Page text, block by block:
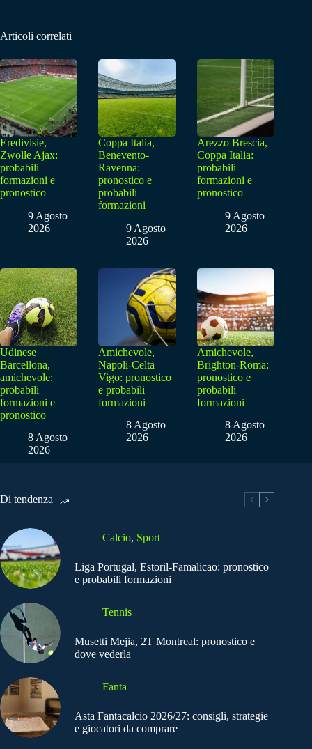
Articoli correlati
Eredivisie,
Zwolle Ajax:
probabili
formazioni e
pronostico
9 Agosto
2026
Coppa Italia,
Benevento-
Ravenna:
pronostico e
probabili
formazioni
9 Agosto
2026
Arezzo Brescia,
Coppa Italia:
probabili
formazioni e
pronostico
9 Agosto
2026
Udinese
Barcellona,
amichevole:
probabili
formazioni e
pronostico
8 Agosto
2026
Amichevole,
Napoli-Celta
Vigo: pronostico
e probabili
formazioni
8 Agosto
2026
Amichevole,
Brighton-Roma:
pronostico e
probabili
formazioni
8 Agosto
2026
Di tendenza
Calcio, Sport
Liga Portugal, Estoril-Famalicao: pronostico
e probabili formazioni
Tennis
Musetti Mejia, 2T Montreal: pronostico e
dove vederla
Fanta
Asta Fantacalcio 2026/27: consigli, strategie
e giocatori da comprare